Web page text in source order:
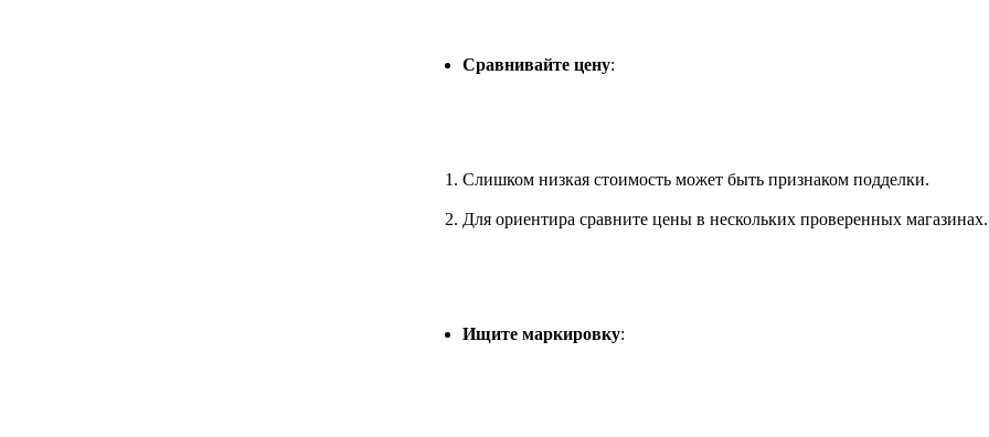
Сравнивайте цену:
Слишком низкая стоимость может быть признаком подделки.
Для ориентира сравните цены в нескольких проверенных магазинах.
Ищите маркировку: